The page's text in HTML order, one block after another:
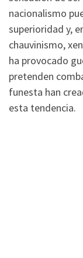
nacionalismo
superioridad y,
chauvinismo,
ha provocado
pretenden
funesta han
esta tendencia.